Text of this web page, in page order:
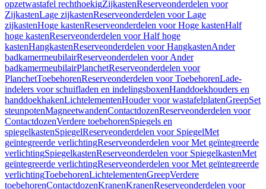
opzetwastafel rechthoekigZijkastenReserveonderdelen voor
ZijkastenLage zijkastenReserveonderdelen voor Lage
zijkastenHoge kastenReserveonderdelen voor Hoge kastenHalf
hoge kastenReserveonderdelen voor Half hoge
kastenHangkastenReserveonderdelen voor HangkastenAnder
badkamermeubilairReserveonderdelen voor Ander
badkamermeubilairPlanchetReserveonderdelen voor
PlanchetToebehorenReserveonderdelen voor ToebehorenLade-
indelers voor schuifladen en indelingsboxenHanddoekhouders en
handdoekhakenLichtelementenHouder voor wastafelplatenGreepSet
steunpotenMagneetwandenContactdozenReserveonderdelen voor
ContactdozenVerdere toebehorenSpiegels en
spiegelkastenSpiegelReserveonderdelen voor SpiegelMet
geïntegreerde verlichtingReserveonderdelen voor Met geïntegreerde
verlichtingSpiegelkastenReserveonderdelen voor SpiegelkastenMet
geïntegreerde verlichtingReserveonderdelen voor Met geïntegreerde
verlichtingToebehorenLichtelementenGreepVerdere
toebehorenContactdozenKranenKranenReserveonderdelen voor